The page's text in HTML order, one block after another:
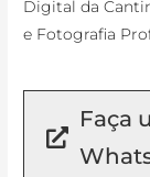
Digital da
e Fotografia
Faça